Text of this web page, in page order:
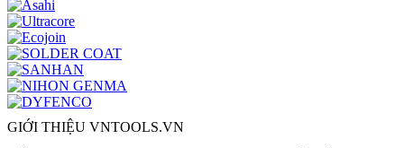
GIỚI THIỆU VNTOOLS.VN